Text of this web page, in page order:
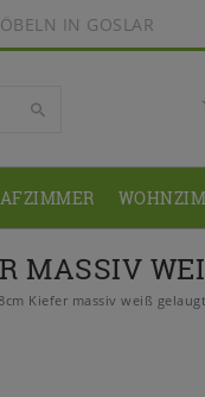
IN GOSLAR
Kiefer massiv weiß